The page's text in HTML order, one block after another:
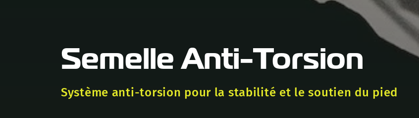
Semelle Anti-Torsion
Système anti-torsion pour la stabilité et le soutien du pied